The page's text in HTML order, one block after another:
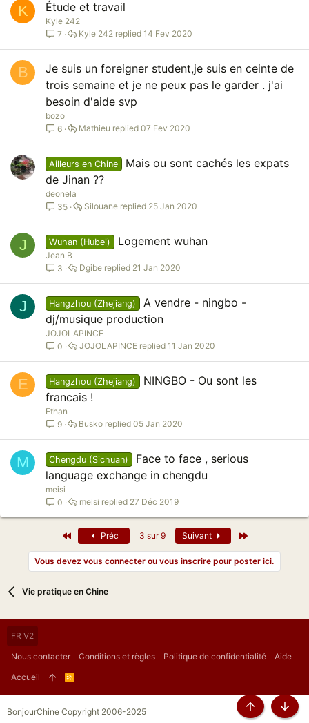
K Étude et travail
Kyle 242
7
14 Fev 2020
Kyle 242
B
Je suis un foreigner student,je suis en ceinte de
trois semaine et je ne peux pas le garder . j'ai
besoin d'aide svp
bozo
6
07 Fev 2020
Mathieu
Ailleurs en Chine
Mais ou sont cachés les expats
de Jinan ??
deonela
35
25 Jan 2020
Silouane
J Wuhan (Hubei) Logement wuhan
Jean B
3
21 Jan 2020
Dgibe
J Hangzhou (Zhejiang)
A vendre - ningbo -
dj/musique production
JOJOLAPINCE
0
11 Jan 2020
JOJOLAPINCE
E Hangzhou (Zhejiang)
NINGBO - Ou sont les
francais !
Ethan
9
05 Jan 2020
Busko
M Chengdu (Sichuan)
Face to face , serious
language exchange in chengdu
meisi
0
27 Déc 2019
meisi
Premier Préc 3 sur 9 Suivant Dernier
Vous devez vous connecter ou vous inscrire pour poster ici.
Vie pratique en Chine
FR V2
Nous contacter
Conditions et règles Politique de confidentialité
Aide
Accueil
R
S
BonjourChine Copyright 2006-2025 Haut Bas